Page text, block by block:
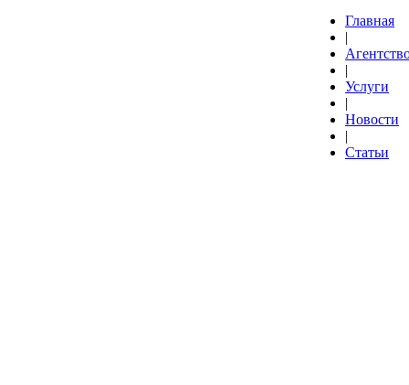
Главная
|
|
Услуги
|
Новости
|
Статьи